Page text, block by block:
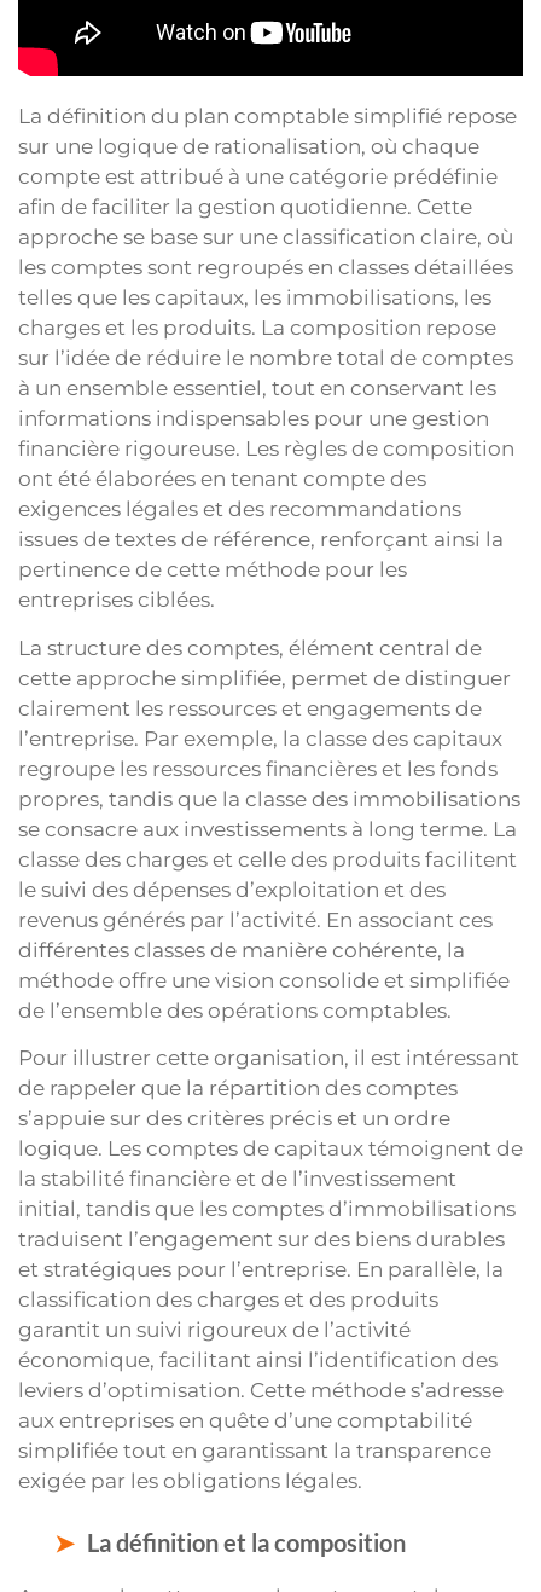
La définition du plan comptable simplifié repose
sur une logique de rationalisation, où chaque
compte est attribué à une catégorie prédéfinie
afin de faciliter la gestion quotidienne. Cette
approche se base sur une classification claire, où
les comptes sont regroupés en classes détaillées
telles que les capitaux, les immobilisations, les
charges et les produits. La composition repose
sur l’idée de réduire le nombre total de comptes
à un ensemble essentiel, tout en conservant les
informations indispensables pour une gestion
financière rigoureuse. Les règles de composition
ont été élaborées en tenant compte des
exigences légales et des recommandations
issues de textes de référence, renforçant ainsi la
pertinence de cette méthode pour les
entreprises ciblées.
La structure des comptes, élément central de
cette approche simplifiée, permet de distinguer
clairement les ressources et engagements de
l’entreprise. Par exemple, la classe des capitaux
regroupe les ressources financières et les fonds
propres, tandis que la classe des immobilisations
se consacre aux investissements à long terme. La
classe des charges et celle des produits facilitent
le suivi des dépenses d’exploitation et des
revenus générés par l’activité. En associant ces
différentes classes de manière cohérente, la
méthode offre une vision consolide et simplifiée
de l’ensemble des opérations comptables.
Pour illustrer cette organisation, il est intéressant
de rappeler que la répartition des comptes
s’appuie sur des critères précis et un ordre
logique. Les comptes de capitaux témoignent de
la stabilité financière et de l’investissement
initial, tandis que les comptes d’immobilisations
traduisent l’engagement sur des biens durables
et stratégiques pour l’entreprise. En parallèle, la
classification des charges et des produits
garantit un suivi rigoureux de l’activité
économique, facilitant ainsi l’identification des
leviers d’optimisation. Cette méthode s’adresse
aux entreprises en quête d’une comptabilité
simplifiée tout en garantissant la transparence
exigée par les obligations légales.
La définition et la composition